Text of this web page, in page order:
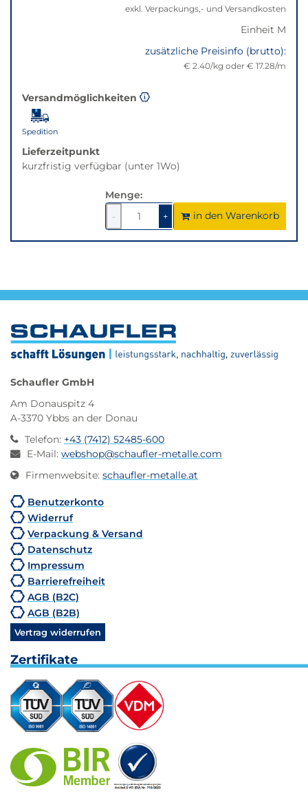
exkl. Verpackungs,- und Versandkosten
Einheit M
zusätzliche Preisinfo (brutto):
€ 2.40/kg oder € 17.28/m
Versandmöglichkeiten
Spedition
Lieferzeitpunkt
kurzfristig verfügbar (unter 1Wo)
Menge:
-
1
verringern
+1um
1
erhöhen
in den Warenkorb
Schaufler GmbH
Am Donauspitz 4
A-3370 Ybbs an der Donau
Telefon: +43 (7412) 52485-600
E-Mail: webshop@schaufler-metalle.com
Firmenwebsite: schaufler-metalle.at
Benutzerkonto
Widerruf
Verpackung & Versand
Datenschutz
Impressum
Barrierefreiheit
AGB (B2C)
AGB (B2B)
Vertrag widerrufen
Zertifikate